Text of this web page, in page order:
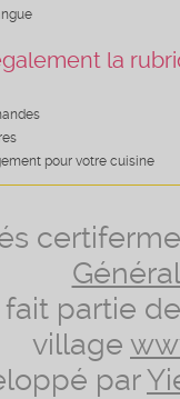
la
pour votre cuisine
partie
village
par